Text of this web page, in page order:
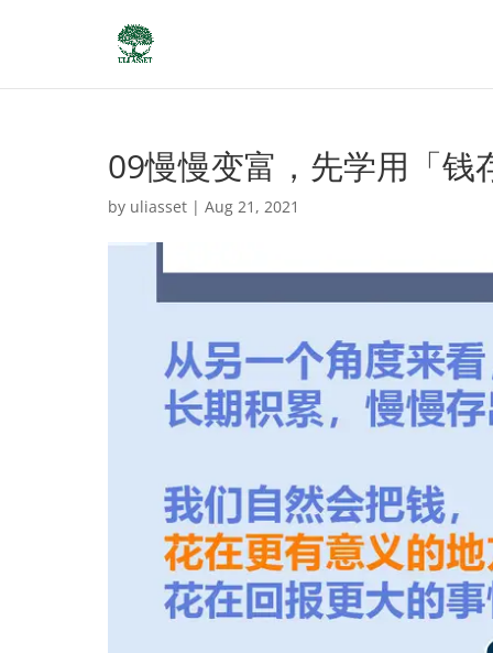
09慢慢变富，先学用「钱
by uliasset | Aug 21, 2021